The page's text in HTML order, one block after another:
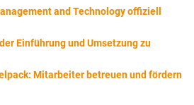
and Technology offiziell
Einführung und Umsetzung zu
Mitarbeiter betreuen und fördern